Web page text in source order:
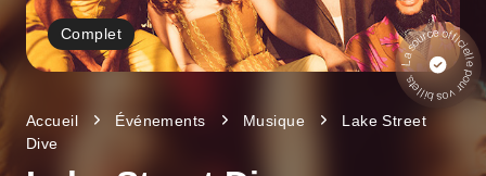
Accueil Événements Musique
Lake Street
Dive
Complet